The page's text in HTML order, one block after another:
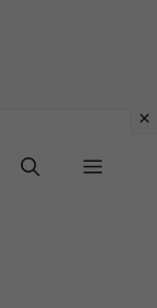
Menu